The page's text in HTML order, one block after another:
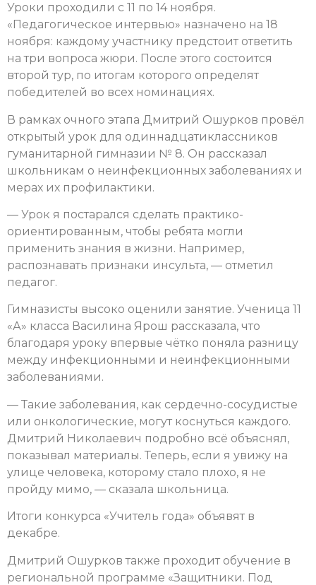
Уроки проходили с 11 по 14 ноября.
«Педагогическое интервью» назначено на 18
ноября: каждому участнику предстоит ответить
на три вопроса жюри. После этого состоится
второй тур, по итогам которого определят
победителей во всех номинациях.
В рамках очного этапа Дмитрий Ошурков провёл
открытый урок для одиннадцатиклассников
гуманитарной гимназии № 8. Он рассказал
школьникам о неинфекционных заболеваниях и
мерах их профилактики.
— Урок я постарался сделать практико-
ориентированным, чтобы ребята могли
применить знания в жизни. Например,
распознавать признаки инсульта, — отметил
педагог.
Гимназисты высоко оценили занятие. Ученица 11
«А» класса Василина Ярош рассказала, что
благодаря уроку впервые чётко поняла разницу
между инфекционными и неинфекционными
заболеваниями.
— Такие заболевания, как сердечно-сосудистые
или онкологические, могут коснуться каждого.
Дмитрий Николаевич подробно всё объяснял,
показывал материалы. Теперь, если я увижу на
улице человека, которому стало плохо, я не
пройду мимо, — сказала школьница.
Итоги конкурса «Учитель года» объявят в
декабре.
Дмитрий Ошурков также проходит обучение в
региональной программе «Защитники. Под